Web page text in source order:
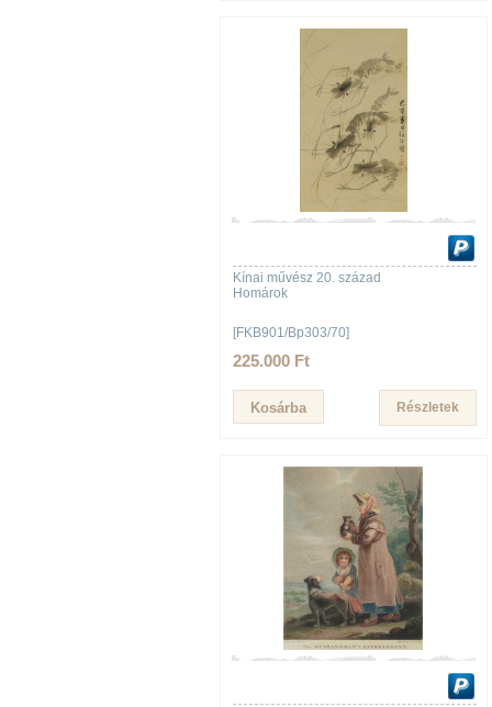
Kínai művész 20. század
Homárok
[FKB901/Bp303/70]
225.000 Ft
Részletek